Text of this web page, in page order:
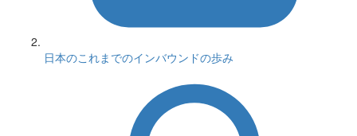
日本のこれまでのインバウンドの歩み